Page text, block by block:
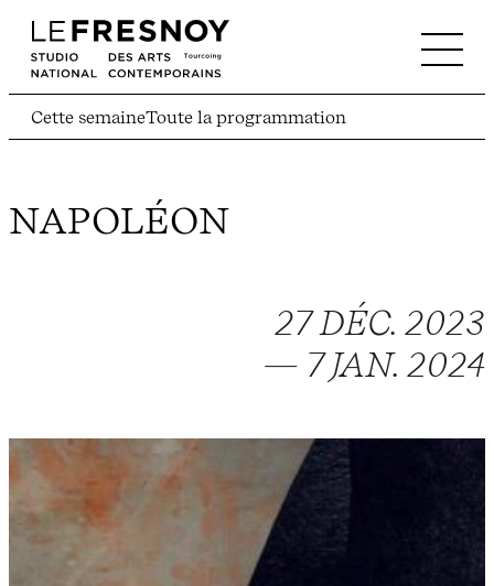
Cette semaineToute la programmation
NAPOLÉON
27 DÉC. 2023
— 7 JAN. 2024